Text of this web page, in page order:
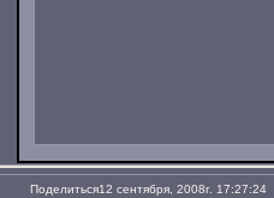
Поделиться12 сентября, 2008г. 17:27:24